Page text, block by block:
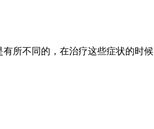
不同的，在治疗这些症状的时候